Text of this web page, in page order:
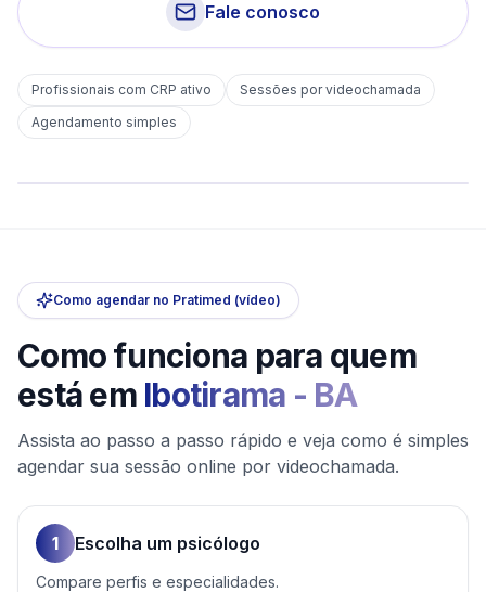
Fale conosco
Profissionais com CRP ativo
Sessões por videochamada
Agendamento simples
Como agendar no Pratimed (vídeo)
Como funciona para quem
está em Ibotirama - BA
Assista ao passo a passo rápido e veja como é simples
agendar sua sessão online por videochamada.
1 Escolha um psicólogo
Compare perfis e especialidades.